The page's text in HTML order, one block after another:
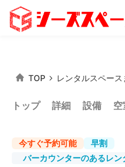
会員登録 スペー
ログイン
TOP レンタルスペース
トップ 詳細 設備
今すぐ予約可能
早割
バーカウンターのあるレン